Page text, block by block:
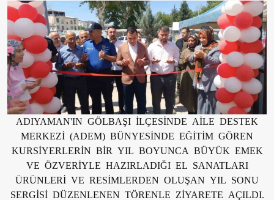
ADIYAMAN'IN GÖLBAŞI İLÇESİNDE AİLE DESTEK
MERKEZİ (ADEM) BÜNYESİNDE EĞİTİM GÖREN
KURSİYERLERİN BİR YIL BOYUNCA BÜYÜK EMEK
VE ÖZVERİYLE HAZIRLADIĞI EL SANATLARI
ÜRÜNLERİ VE RESİMLERDEN OLUŞAN YIL SONU
SERGİSİ DÜZENLENEN TÖRENLE ZİYARETE AÇILDI.